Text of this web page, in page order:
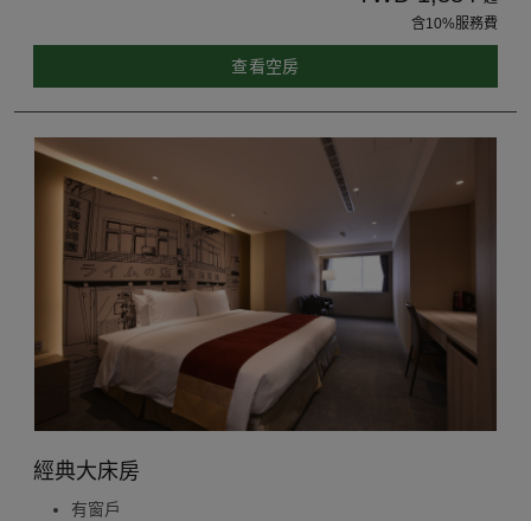
含10%服務費
查看空房
經典大床房
有窗戶